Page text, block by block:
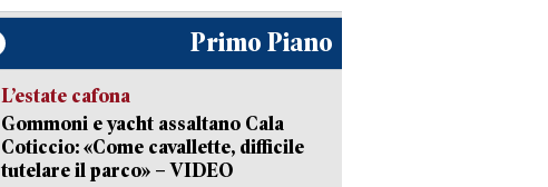
Primo Piano
L’estate cafona
Gommoni e yacht assaltano Cala
Coticcio: «Come cavallette, difficile
tutelare il parco» – VIDEO